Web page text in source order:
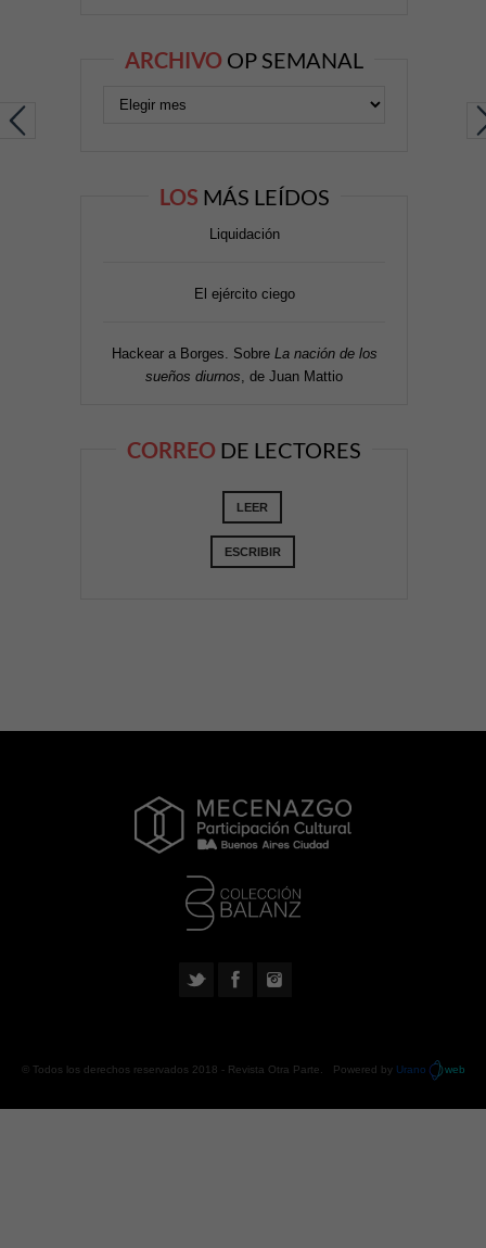
ARCHIVO OP SEMANAL
LOS MÁS LEÍDOS
Liquidación
El ejército ciego
Hackear a Borges. Sobre La nación de los
sueños diurnos , de Juan Mattio
CORREO DE LECTORES
LEER
ESCRIBIR
© Todos los derechos reservados 2018 - Revista Otra Parte . Powered by Urano web